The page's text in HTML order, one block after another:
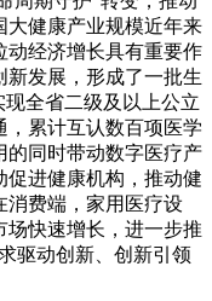
大健康产业规模近年来
动经济增长具有重要作
新发展，形成了一批生
全省二级及以上公立
，累计互认数百项医学
的同时带动数字医疗产
促进健康机构，推动健
消费端，家用医疗设
快速增长，进一步推
驱动创新、创新引领